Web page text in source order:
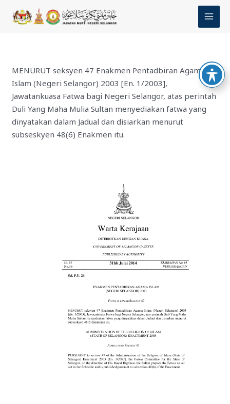
MENURUT seksyen 47 Enakmen Pentadbiran Agama
Islam (Negeri Selangor) 2003 [En. 1/2003],
Jawatankuasa Fatwa bagi Negeri Selangor, atas perintah
Duli Yang Maha Mulia Sultan menyediakan fatwa yang
dinyatakan dalam Jadual dan disiarkan menurut
subseskyen 48(6) Enakmen itu.